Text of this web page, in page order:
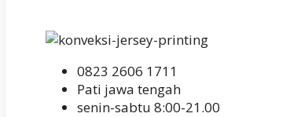
0823 2606 1711
Pati jawa tengah
senin-sabtu 8:00-21.00